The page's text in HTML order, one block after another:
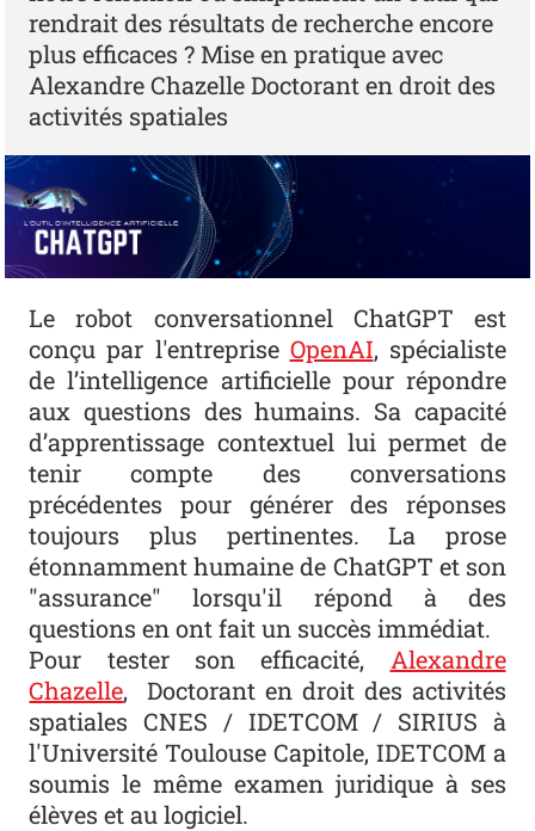
rendrait des résultats de recherche encore
plus efficaces ? Mise en pratique avec
Alexandre Chazelle Doctorant en droit des
activités spatiales
Le robot conversationnel ChatGPT est
conçu par l'entreprise OpenAI, spécialiste
de l’intelligence artificielle pour répondre
aux questions des humains. Sa capacité
d’apprentissage contextuel lui permet de
tenir compte des conversations
précédentes pour générer des réponses
toujours plus pertinentes. La prose
étonnamment humaine de ChatGPT et son
"assurance" lorsqu'il répond à des
questions en ont fait un succès immédiat.
Pour tester son efficacité, Alexandre
Chazelle, Doctorant en droit des activités
spatiales CNES / IDETCOM / SIRIUS à
l'Université Toulouse Capitole, IDETCOM a
soumis le même examen juridique à ses
élèves et au logiciel.